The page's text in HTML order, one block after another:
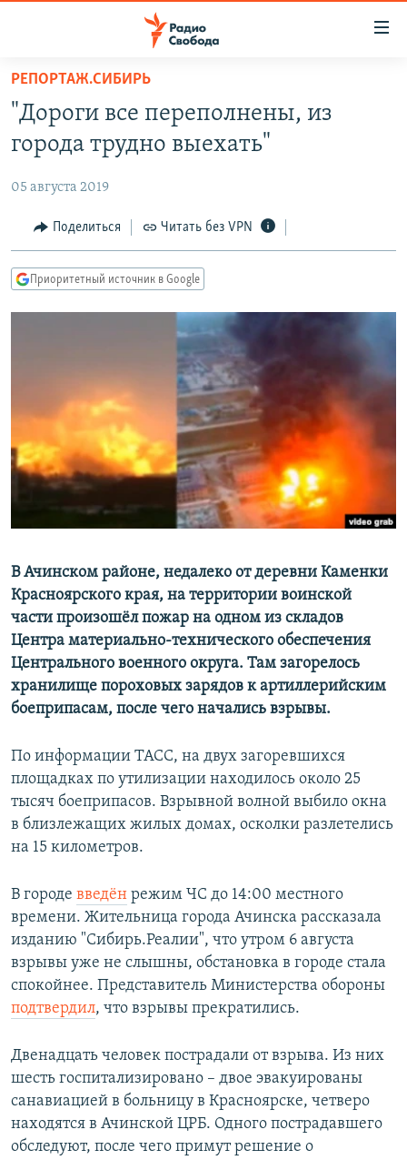
упрощенного
доступа
основному
Вернутся
главной
навигации
Вернутся
ПРОГРАММЫ
ПОДКАСТЫ
АВТОРСКИЕ ПРОЕКТЫ
ЦИТАТЫ СВОБОДЫ
МНЕНИЯ
IDEL.РЕАЛИИ
СИБИРЬ.РЕАЛИИ
РАСПИСАНИЕ ВЕЩАНИЯ
ПОДПИШИТЕСЬ НА РАССЫЛКУ
СОЦИАЛЬНЫЕ СЕТИ
Все сайты РСЕ/РС
РЕПОРТАЖ.СИБИРЬ
"Дороги все переполнены, из
города трудно выехать"
05 августа 2019
Поделиться Читать без VPN
Приоритетный источник в Google
В Ачинском районе, недалеко от деревни Каменки
Красноярского края, на территории воинской
части произошёл пожар на одном из складов
Центра материально-технического обеспечения
Центрального военного округа. Там загорелось
хранилище пороховых зарядов к артиллерийским
боеприпасам, после чего начались взрывы.
По информации ТАСС, на двух загоревшихся
площадках по утилизации находилось около 25
тысяч боеприпасов. Взрывной волной выбило окна
в близлежащих жилых домах, осколки разлетелись
на 15 километров.
В городе введён режим ЧС до 14:00 местного
времени. Жительница города Ачинска рассказала
изданию "Сибирь.Реалии", что утром 6 августа
взрывы уже не слышны, обстановка в городе стала
спокойнее. Представитель Министерства обороны
подтвердил, что взрывы прекратились.
Двенадцать человек пострадали от взрыва. Из них
шесть госпитализировано – двое эвакуированы
санавиацией в больницу в Красноярске, четверо
находятся в Ачинской ЦРБ. Одного пострадавшего
обследуют, после чего примут решение о